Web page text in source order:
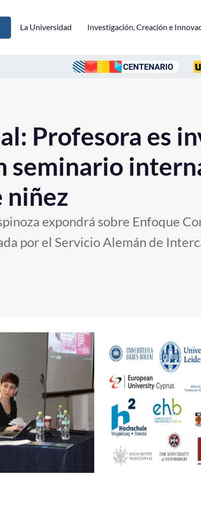
La Universidad Investigación, Creación e
Profesora es
seminario
niñez
expondrá sobre Enfoque
por el Servicio Alemán de